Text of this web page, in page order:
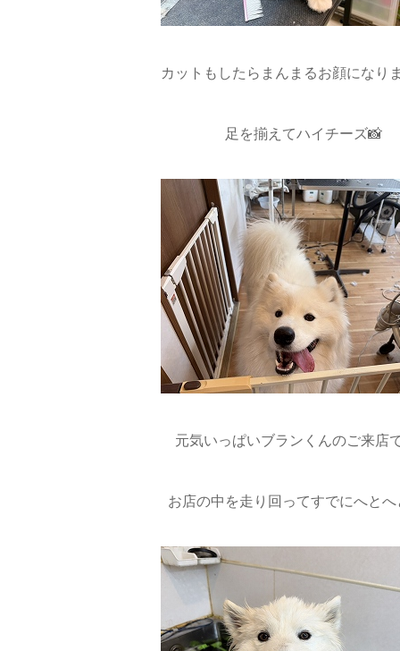
カットもしたらまんまるお顔になり
足を揃えてハイチーズ📸
元気いっぱいブランくんのご来店
お店の中を走り回ってすでにへと